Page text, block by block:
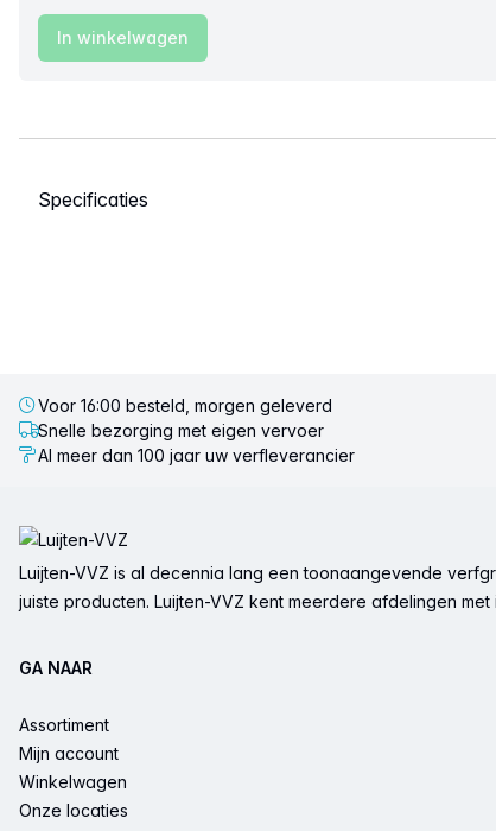
In winkelwagen
Selecteer een tabblad
Voor 16:00 besteld, morgen geleverd
Snelle bezorging met eigen vervoer
Al meer dan 100 jaar uw verfleverancier
Luijten-VVZ is al decennia lang een toonaangevende
juiste producten. Luijten-VVZ kent meerdere afdelingen
GA NAAR
Assortiment
Mijn account
Winkelwagen
Onze locaties